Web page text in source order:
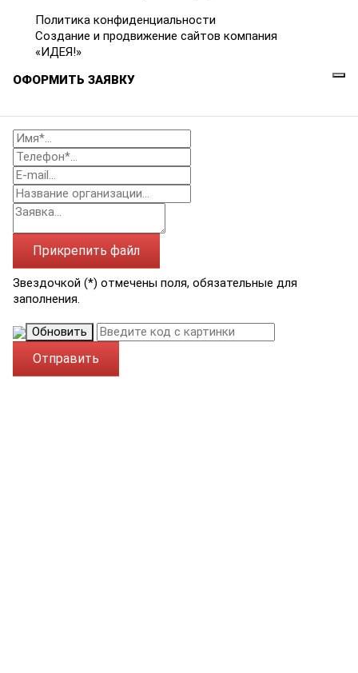
Политика конфиденциальности
Создание и продвижение сайтов компания
«ИДЕЯ!»
ОФОРМИТЬ ЗАЯВКУ
Прикрепить файл
Звездочкой (*) отмечены поля, обязательные для
заполнения.
Обновить
Отправить